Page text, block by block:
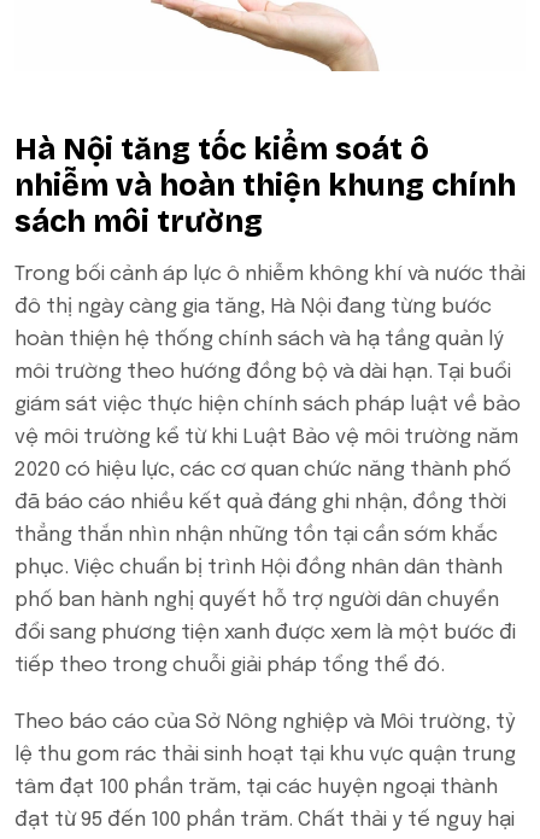
Hà Nội tăng tốc kiểm soát ô
nhiễm và hoàn thiện khung chính
sách môi trường
Trong bối cảnh áp lực ô nhiễm không khí và nước thải
đô thị ngày càng gia tăng, Hà Nội đang từng bước
hoàn thiện hệ thống chính sách và hạ tầng quản lý
môi trường theo hướng đồng bộ và dài hạn. Tại buổi
giám sát việc thực hiện chính sách pháp luật về bảo
vệ môi trường kể từ khi Luật Bảo vệ môi trường năm
2020 có hiệu lực, các cơ quan chức năng thành phố
đã báo cáo nhiều kết quả đáng ghi nhận, đồng thời
thẳng thắn nhìn nhận những tồn tại cần sớm khắc
phục. Việc chuẩn bị trình Hội đồng nhân dân thành
phố ban hành nghị quyết hỗ trợ người dân chuyển
đổi sang phương tiện xanh được xem là một bước đi
tiếp theo trong chuỗi giải pháp tổng thể đó.
Theo báo cáo của Sở Nông nghiệp và Môi trường, tỷ
lệ thu gom rác thải sinh hoạt tại khu vực quận trung
tâm đạt 100 phần trăm, tại các huyện ngoại thành
đạt từ 95 đến 100 phần trăm. Chất thải y tế nguy hại